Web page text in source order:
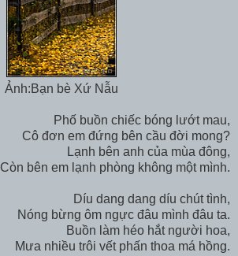
Ảnh:Bạn bè Xứ Nẫu
Phố buồn chiếc bóng lướt mau,
Cô đơn em đứng bên cầu đời mong?
Lạnh bên anh của mùa đông,
Còn bên em lạnh phòng không một mình.
Díu dang dang díu chút tình,
Nóng bừng ôm ngực đâu mình đâu ta.
Buồn làm héo hắt người hoa,
Mưa nhiều trôi vết phấn thoa má hồng.